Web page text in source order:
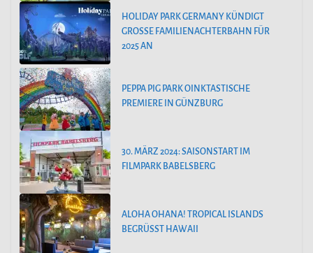
HOLIDAY PARK GERMANY KÜNDIGT
GROSSE FAMILIENACHTERBAHN FÜR 2
025 AN
PEPPA PIG PARK OINKTASTISCHE
PREMIERE IN GÜNZBURG
30. MÄRZ 2024: SAISONSTART IM
FILMPARK BABELSBERG
ALOHA OHANA! TROPICAL ISLANDS
BEGRÜSST HAWAII